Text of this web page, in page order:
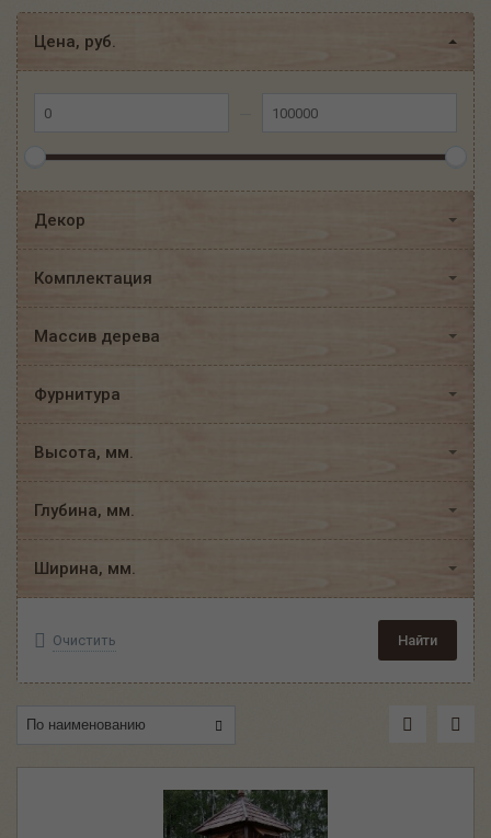
Цена, руб.
Декор
Комплектация
Массив дерева
Фурнитура
Высота, мм.
Глубина, мм.
Ширина, мм.
Очистить Найти